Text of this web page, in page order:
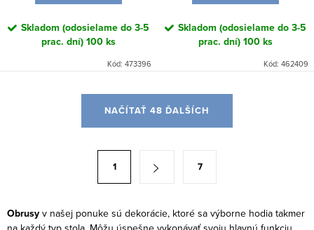
Skladom (odosielame do 3-5
prac. dní)100 ks
Kód: 473396
Skladom (odosielame do 3-5
prac. dní)100 ks
Kód: 462409
c
NAČÍTAŤ 48 ĎALŠÍCH
á
1 7
Obrusy v našej ponuke sú dekorácie, ktoré sa výborne hodia takmer